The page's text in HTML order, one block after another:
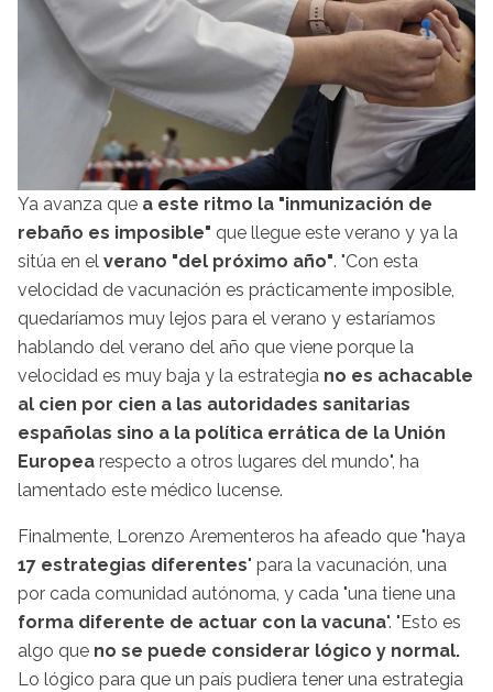
Ya avanza que a este ritmo la "inmunización de
rebaño es imposible" que llegue este verano y ya la
sitúa en el verano "del próximo año". "Con esta
velocidad de vacunación es prácticamente imposible,
quedaríamos muy lejos para el verano y estaríamos
hablando del verano del año que viene porque la
velocidad es muy baja y la estrategia no es achacable
al cien por cien a las autoridades sanitarias
españolas sino a la política errática de la Unión
Europea respecto a otros lugares del mundo", ha
lamentado este médico lucense.
Finalmente, Lorenzo Arementeros ha afeado que "haya
17 estrategias diferentes" para la vacunación, una
por cada comunidad autónoma, y cada "una tiene una
forma diferente de actuar con la vacuna". "Esto es
algo que no se puede considerar lógico y normal.
Lo lógico para que un país pudiera tener una estrategia